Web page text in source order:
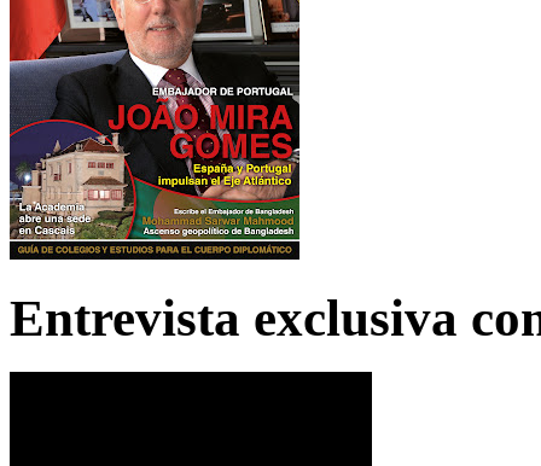
Entrevista exclusiva